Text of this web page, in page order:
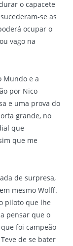
o capacete
se as
ocupar o
vago na
Mundo e a
por Nico
e uma prova do
grande, no
que
que me
de surpresa,
mesmo Wolff.
piloto que lhe
pensar que o
foi campeão
de se bater